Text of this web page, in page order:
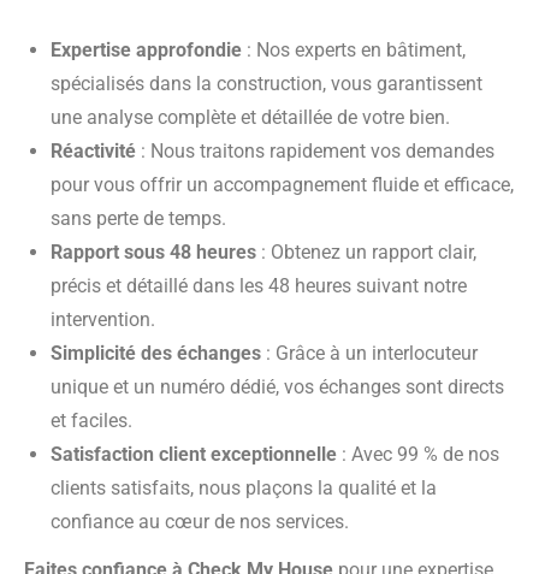
Expertise approfondie : Nos experts en bâtiment,
spécialisés dans la construction, vous garantissent
une analyse complète et détaillée de votre bien.
Réactivité : Nous traitons rapidement vos demandes
pour vous offrir un accompagnement fluide et efficace,
sans perte de temps.
Rapport sous 48 heures : Obtenez un rapport clair,
précis et détaillé dans les 48 heures suivant notre
intervention.
Simplicité des échanges : Grâce à un interlocuteur
unique et un numéro dédié, vos échanges sont directs
et faciles.
Satisfaction client exceptionnelle : Avec 99 % de nos
clients satisfaits, nous plaçons la qualité et la
confiance au cœur de nos services.